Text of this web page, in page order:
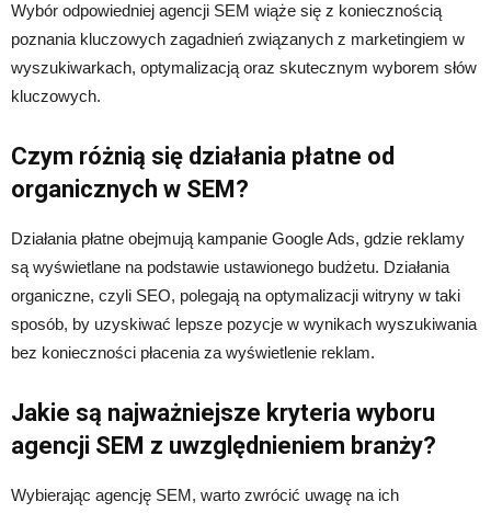
Wybór odpowiedniej agencji SEM wiąże się z koniecznością
poznania kluczowych zagadnień związanych z marketingiem w
wyszukiwarkach, optymalizacją oraz skutecznym wyborem słów
kluczowych.
Czym różnią się działania płatne od
organicznych w SEM?
Działania płatne obejmują kampanie Google Ads, gdzie reklamy
są wyświetlane na podstawie ustawionego budżetu. Działania
organiczne, czyli SEO, polegają na optymalizacji witryny w taki
sposób, by uzyskiwać lepsze pozycje w wynikach wyszukiwania
bez konieczności płacenia za wyświetlenie reklam.
Jakie są najważniejsze kryteria wyboru
agencji SEM z uwzględnieniem branży?
Wybierając agencję SEM, warto zwrócić uwagę na ich